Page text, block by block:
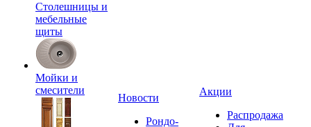
Столешницы и
мебельные
щиты
Мойки и
смесители
Новости
Рондо-
Акции
Распродажа